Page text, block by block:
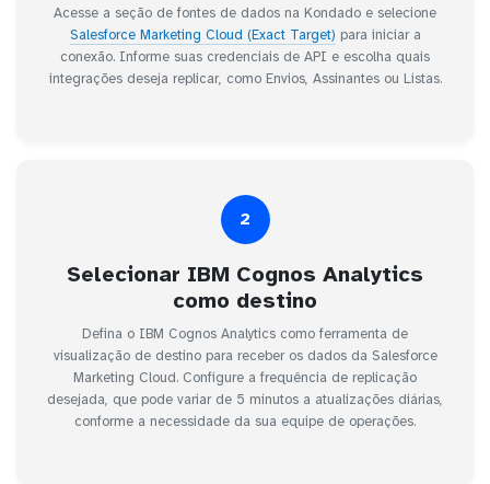
Acesse a seção de fontes de dados na Kondado e selecione
Salesforce Marketing Cloud (Exact Target) para iniciar a
conexão. Informe suas credenciais de API e escolha quais
integrações deseja replicar, como Envios, Assinantes ou Listas.
2
Selecionar IBM Cognos Analytics
como destino
Defina o IBM Cognos Analytics como ferramenta de
visualização de destino para receber os dados da Salesforce
Marketing Cloud. Configure a frequência de replicação
desejada, que pode variar de 5 minutos a atualizações diárias,
conforme a necessidade da sua equipe de operações.